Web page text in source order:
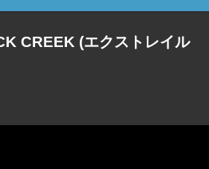
CREEK (エクストレイル